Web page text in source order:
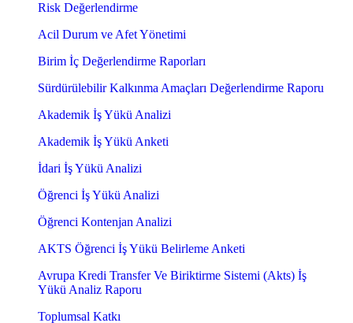
Risk Değerlendirme
Acil Durum ve Afet Yönetimi
Birim İç Değerlendirme Raporları
Sürdürülebilir Kalkınma Amaçları Değerlendirme Raporu
Akademik İş Yükü Analizi
Akademik İş Yükü Anketi
İdari İş Yükü Analizi
Öğrenci İş Yükü Analizi
Öğrenci Kontenjan Analizi
AKTS Öğrenci İş Yükü Belirleme Anketi
Avrupa Kredi Transfer Ve Biriktirme Sistemi (Akts) İş
Yükü Analiz Raporu
Toplumsal Katkı